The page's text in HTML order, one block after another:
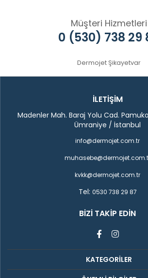
Müşteri Hizmetleri
0 (530) 738 29
Dermojet Şikayetvar
İLETİŞİM
Madenler Mah. Baraj Yolu Cad.
Ümraniye / İstanbul
info@dermojet.com.tr
kvkk@dermojet.com.tr
Tel: 0530 738 29 87
BIZI TAKIP EDIN
KATEGORİLER